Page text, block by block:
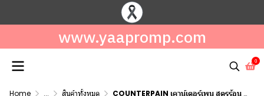
www.yaapromp.com
0
Home ... สินค้าทั้งหมด COUNTERPAIN เคาน์เตอร์เพน สูตรร้อน ขนาด 30 กรัม